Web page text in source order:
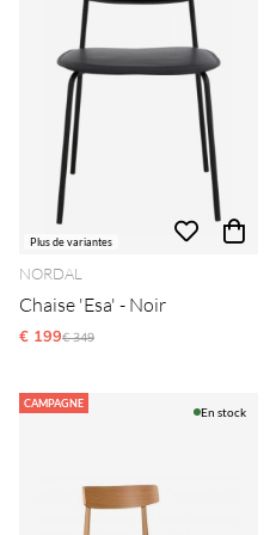
Plus de variantes
NORDAL
Chaise 'Esa' - Noir
€ 199Prix régulier:
€ 349
CAMPAGNE
En stock